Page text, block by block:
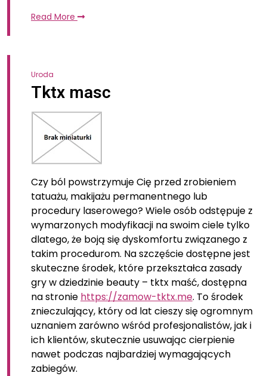
Read More
Uroda
Tktx masc
Czy ból powstrzymuje Cię przed zrobieniem
tatuażu, makijażu permanentnego lub
procedury laserowego? Wiele osób odstępuje z
wymarzonych modyfikacji na swoim ciele tylko
dlatego, że boją się dyskomfortu związanego z
takim procedurom. Na szczęście dostępne jest
skuteczne środek, które przekształca zasady
gry w dziedzinie beauty – tktx maść, dostępna
na stronie https://zamow-tktx.me. To środek
znieczulający, który od lat cieszy się ogromnym
uznaniem zarówno wśród profesjonalistów, jak i
ich klientów, skutecznie usuwając cierpienie
nawet podczas najbardziej wymagających
zabiegów.